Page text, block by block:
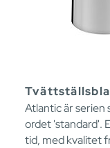
Atlantic är serien
ordet 'standard'.
tid, med kvalitet